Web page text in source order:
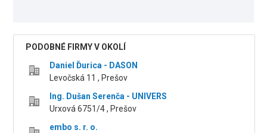
PODOBNÉ FIRMY V OKOLÍ
Daniel Ďurica - DASON
Levočská 11 , Prešov
Ing. Dušan Serenča - UNIVERS
Urxová 6751/4 , Prešov
embo s. r. o.